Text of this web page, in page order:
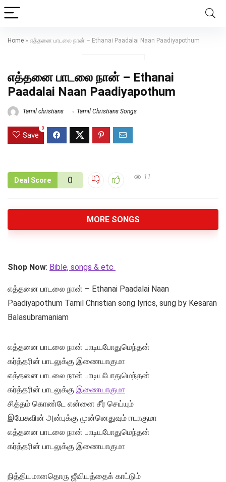
Home » எத்தனை பாடலை நான் – Ethanai Paadalai Naan Paadiyapothum
எத்தனை பாடலை நான் – Ethanai
Paadalai Naan Paadiyapothum
Tamil christians Tamil Christians Songs
Save
0
Deal Score 0 11
MORE SONGS
Shop Now: Bible, songs & etc
எத்தனை பாடலை நான் – Ethanai Paadalai Naan
Paadiyapothum Tamil Christian song lyrics, sung by Kesaran
Balasubramaniam
எத்தனை பாடலை நான் பாடியபோதுமெந்தன்
கர்த்தரின் பாடலுக்கு இணையாகுமா
எத்தனை பாடலை நான் பாடியபோதுமெந்தன்
கர்த்தரின் பாடலுக்கு இணையாகுமா
சித்தம் கொண்டே என்னை சீர் செய்யும்
இயேசுவின் அன்புக்கு முன்னெதுவும் ஈடாகுமா
எத்தனை பாடலை நான் பாடியபோதுமெந்தன்
கர்த்தரின் பாடலுக்கு இணையாகுமா
நித்தியமானதொரு ஜீவியத்தைக் காட்டும்